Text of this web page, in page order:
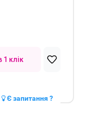
1 клік
Є запитання ?